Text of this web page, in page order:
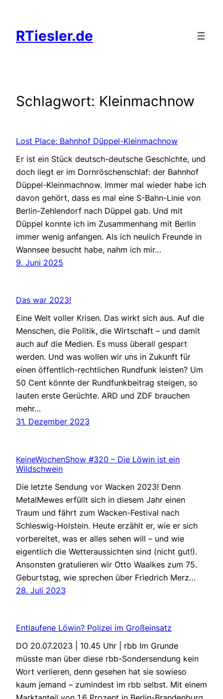
springen
RTiesler.de
Schlagwort: Kleinmachnow
Lost Place: Bahnhof Düppel-Kleinmachnow
Er ist ein Stück deutsch-deutsche Geschichte, und
doch liegt er im Dornröschenschlaf: der Bahnhof
Düppel-Kleinmachnow. Immer mal wieder habe ich
davon gehört, dass es mal eine S-Bahn-Linie von
Berlin-Zehlendorf nach Düppel gab. Und mit
Düppel konnte ich im Zusammenhang mit Berlin
immer wenig anfangen. Als ich neulich Freunde in
Wannsee besucht habe, nahm ich mir…
9. Juni 2025
Das war 2023!
Eine Welt voller Krisen. Das wirkt sich aus. Auf die
Menschen, die Politik, die Wirtschaft – und damit
auch auf die Medien. Es muss überall gespart
werden. Und was wollen wir uns in Zukunft für
einen öffentlich-rechtlichen Rundfunk leisten? Um
50 Cent könnte der Rundfunkbeitrag steigen, so
lauten erste Gerüchte. ARD und ZDF brauchen
mehr…
31. Dezember 2023
KeineWochenShow #320 – Die Löwin ist ein
Wildschwein
Die letzte Sendung vor Wacken 2023! Denn
MetalMewes erfüllt sich in diesem Jahr einen
Traum und fährt zum Wacken-Festival nach
Schleswig-Holstein. Heute erzählt er, wie er sich
vorbereitet, was er alles sehen will – und wie
eigentlich die Wetteraussichten sind (nicht gut!).
Ansonsten gratulieren wir Otto Waalkes zum 75.
Geburtstag, wie sprechen über Friedrich Merz…
28. Juli 2023
Entlaufene Löwin? Polizei im Großeinsatz
DO 20.07.2023 | 10.45 Uhr | rbb Im Grunde
müsste man über diese rbb-Sondersendung kein
Wort verlieren, denn gesehen hat sie sowieso
kaum jemand – zumindest im rbb selbst. Mit einem